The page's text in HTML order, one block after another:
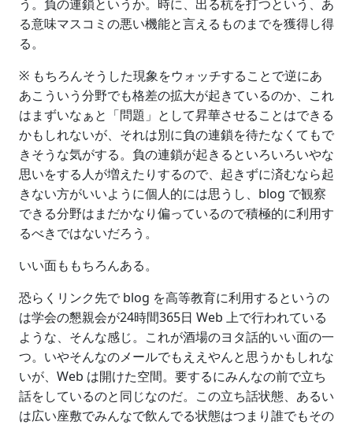
う。負の連鎖というか。時に、出る杭を打つという、あ
る意味マスコミの悪い機能と言えるものまでを獲得し得
る。
※ もちろんそうした現象をウォッチすることで逆にあ
あこういう分野でも格差の拡大が起きているのか、これ
はまずいなぁと「問題」として昇華させることはできる
かもしれないが、それは別に負の連鎖を待たなくてもで
きそうな気がする。負の連鎖が起きるといろいろいやな
思いをする人が増えたりするので、起きずに済むなら起
きない方がいいように個人的には思うし、blog で観察
できる分野はまだかなり偏っているので積極的に利用す
るべきではないだろう。
いい面ももちろんある。
恐らくリンク先で blog を高等教育に利用するというの
は学会の懇親会が24時間365日 Web 上で行われている
ような、そんな感じ。これが酒場のヨタ話的いい面の一
つ。いやそんなのメールでもええやんと思うかもしれな
いが、Web は開けた空間。要するにみんなの前で立ち
話をしているのと同じなのだ。この立ち話状態、あるい
は広い座敷でみんなで飲んでる状態はつまり誰でもその